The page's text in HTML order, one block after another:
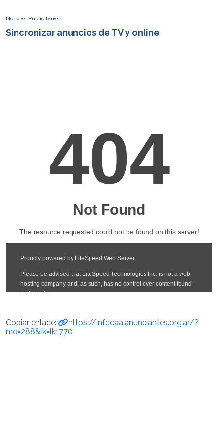
Noticias Publicitarias
Sincronizar anuncios de TV y online
Copiar enlace:
https://infocaa.anunciantes.org.ar/?
nro=288&lk=lk1770